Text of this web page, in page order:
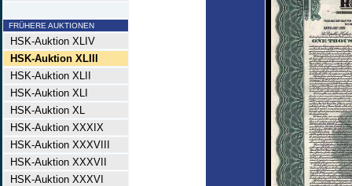
FRÜHERE AUKTIONEN
HSK-Auktion XLIV
HSK-Auktion XLIII
HSK-Auktion XLII
HSK-Auktion XLI
HSK-Auktion XL
HSK-Auktion XXXIX
HSK-Auktion XXXVIII
HSK-Auktion XXXVII
HSK-Auktion XXXVI